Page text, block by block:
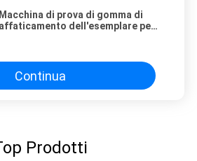
Macchina di prova di gomma di
affaticamento dell'esemplare per
Continua
Prodotti